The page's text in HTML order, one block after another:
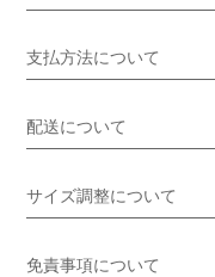
支払方法について
配送について
サイズ調整について
免責事項について